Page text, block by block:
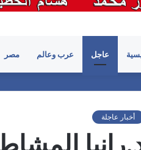
عاجل عرب وعالم مصر
أخبار عاجلة